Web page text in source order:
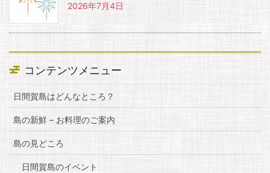
2026年7月4日
コンテンツメニュー
日間賀島はどんなところ？
島の新鮮 – お料理のご案内
島の見どころ
日間賀島のイベント